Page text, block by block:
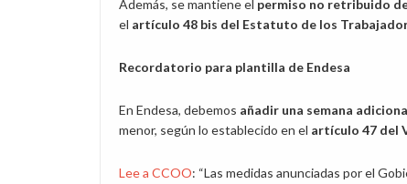
Además, se mantiene el permiso no retribuido
el artículo 48 bis del Estatuto de los
Recordatorio para plantilla de Endesa
En Endesa, debemos añadir una semana
menor, según lo establecido en el artículo 47 del
Lee a CCOO: “Las medidas anunciadas por el